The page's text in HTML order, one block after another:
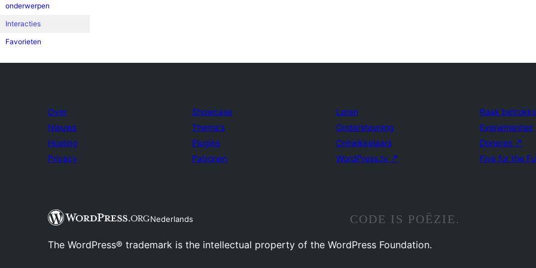
onderwerpen
Interacties
Favorieten
Over
Nieuws
Hosting
Privacy
Showcase
Thema's
Plugins
Patronen
Leren
Ondersteuning
Ontwikkelaars
WordPress.tv ↗
Raak
Evenementen
Doneren ↗
Five for the
Nederlands CODE IS POËZIE.
The WordPress® trademark is the intellectual property of the WordPress Foundation.